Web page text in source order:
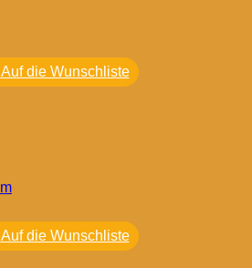
Auf die Wunschliste
Auf die Wunschliste